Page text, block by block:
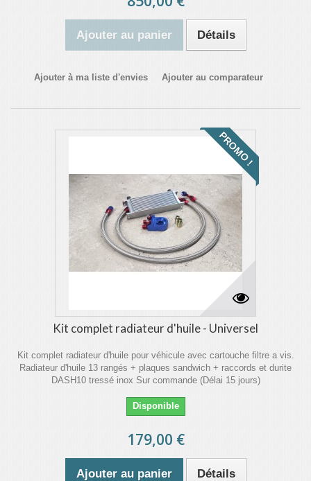
Ajouter au panier Détails
Ajouter à ma liste d'envies Ajouter au comparateur
PROMO !
Kit complet radiateur d'huile - Universel
Kit complet radiateur d'huile pour véhicule avec cartouche filtre a vis.
Radiateur d'huile 13 rangés + plaques sandwich + raccords et durite
DASH10 tressé inox Sur commande (Délai 15 jours)
Disponible
179,00 €
Ajouter au panier Détails